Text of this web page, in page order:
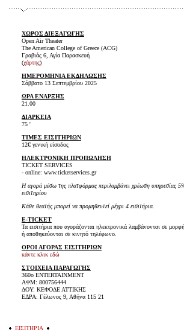
ΧΩΡΟΣ ΔΙΕΞΑΓΩΓΗΣ
Open Air Theater
The American College of Greece (ACG)
Γραβιάς 6, Αγία Παρασκευή
(χάρτης)
ΗΜΕΡΟΜΗΝΙΑ ΕΚΔΗΛΩΣΗΣ
Σάββατο 13 Σεπτεμβρίου 2025
ΩΡΑ ΕΝΑΡΞΗΣ
21.00
ΔΙΑΡΚΕΙΑ
75 '
ΤΙΜΕΣ ΕΙΣΙΤΗΡΙΩΝ
12€ γενική είσοδος
ΗΛΕΚΤΡΟΝΙΚΗ ΠΡΟΠΩΛΗΣΗ
TICKET SERVICES
- online: www.ticketservices.gr
Η αγορά μέσω της πλατφόρμας περιλαμβάνει χρέωση υπηρεσίας
εισιτηρίου
Κάθε θεατής μπορεί να προμηθευτεί μέχρι 4 εισιτήρια.
E-TICKET
Τα εισιτήρια που αγοράζονται ηλεκτρονικά λαμβάνονται σε
ή αποθηκεύονται σε κινητό τηλέφωνο.
ΟΡΟΙ ΑΓΟΡΑΣ ΕΙΣΙΤΗΡΙΩΝ
κάντε κλικ εδώ
ΣΤΟΙΧΕΙΑ ΠΑΡΑΓΩΓΗΣ
360o ENTERTAINMENT
ΑΦΜ: 800756444
ΔΟΥ: ΚΕΦΟΔΕ ΑΤΤΙΚΗΣ
ΕΔΡΑ: Γέλωνος 9, Αθήνα 115 21
ΕΙΣΙΤΗΡΙΑ